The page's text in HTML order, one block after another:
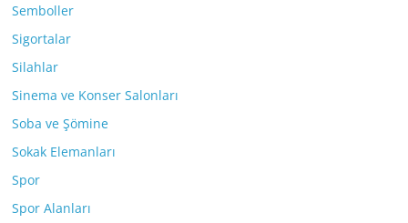
Semboller
Sigortalar
Silahlar
Sinema ve Konser Salonları
Soba ve Şömine
Sokak Elemanları
Spor
Spor Alanları